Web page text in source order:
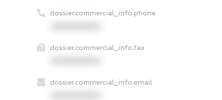
dossier.commercial_info.phone
dossier.commercial_info.fax
dossier.commercial_info.email